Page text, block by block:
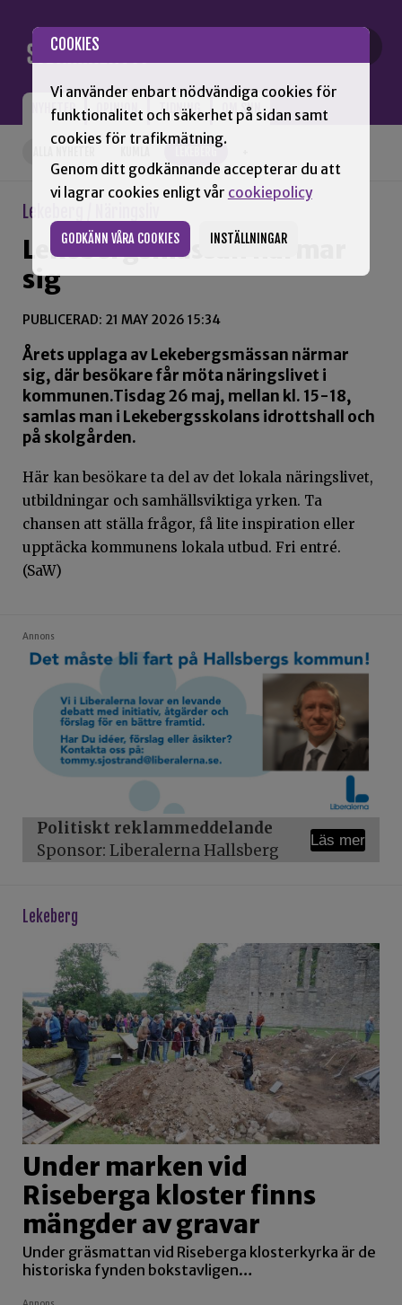
COOKIES
Vi använder enbart nödvändiga cookies för
funktionalitet och säkerhet på sidan samt
cookies för trafikmätning.
Genom ditt godkännande accepterar du att
vi lagrar cookies enligt vår cookiepolicy
GODKÄNN VÅRA COOKIES INSTÄLLNINGAR
NYHETER OPINION TIDNING OM SNN
LEKEBERG
Lekeberg / Näringsliv
Lekebergsmässan närmar
sig
PUBLICERAD: 21 MAY 2026 15:34
Årets upplaga av Lekebergsmässan närmar
sig, där besökare får möta näringslivet i
kommunen.Tisdag 26 maj, mellan kl. 15-18,
samlas man i Lekebergsskolans idrottshall och
på skolgården.
Här kan besökare ta del av det lokala näringslivet,
utbildningar och samhällsviktiga yrken. Ta
chansen att ställa frågor, få lite inspiration eller
upptäcka kommunens lokala utbud. Fri entré.
(SaW)
Annons
Politiskt reklammeddelande
Sponsor: Liberalerna Hallsberg
Läs mer
lekeberg
Under marken vid
Riseberga kloster finns
mängder av gravar
Under gräsmattan vid Riseberga klosterkyrka är de
historiska fynden bokstavligen…